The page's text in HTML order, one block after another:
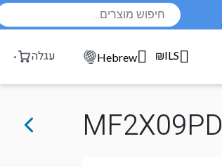
עגלה Hebrew ₪ILS
MF2X09PD